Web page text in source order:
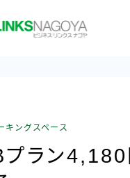
キングスペース
ラン4,180